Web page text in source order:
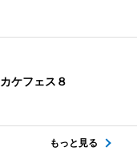
カケフェス８
もっと見る